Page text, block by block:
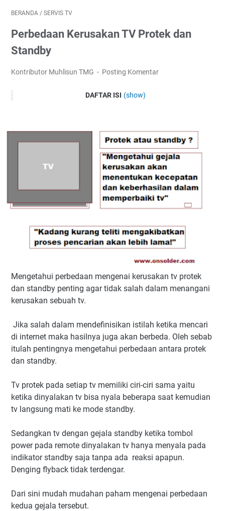
BERANDA / SERVIS TV
Perbedaan Kerusakan TV Protek dan
Standby
Kontributor Muhlisun TMG Posting Komentar
DAFTAR ISI (show)
Mengetahui perbedaan mengenai kerusakan tv protek
dan standby penting agar tidak salah dalam menangani
kerusakan sebuah tv.
Jika salah dalam mendefinisikan istilah ketika mencari
di internet maka hasilnya juga akan berbeda. Oleh sebab
itulah pentingnya mengetahui perbedaan antara protek
dan standby.
Tv protek pada setiap tv memiliki ciri-ciri sama yaitu
ketika dinyalakan tv bisa nyala beberapa saat kemudian
tv langsung mati ke mode standby.
Sedangkan tv dengan gejala standby ketika tombol
power pada remote dinyalakan tv hanya menyala pada
indikator standby saja tanpa ada reaksi apapun.
Denging flyback tidak terdengar.
Dari sini mudah mudahan paham mengenai perbedaan
kedua gejala tersebut.